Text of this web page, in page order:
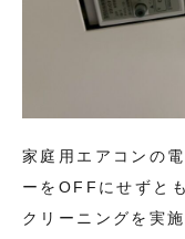
家庭用エアコンの
ーをOFFにせずと
クリーニングを実